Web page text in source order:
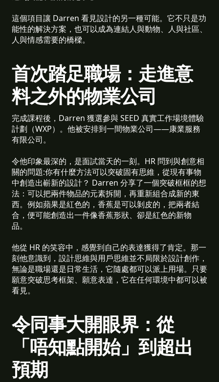
這個項目讓 Darren 看見設計的另一種可能。它不只是功
能性的解決方案，也可以成為連結人與動物、人與社區、
人與情感需要的橋樑。
首次踏足職場：走進意
料之外的物業公司
完成課程後，Darren 獲選參與 SEED 真實工作場境體驗
計劃（WXP）。他被安排到一間物業公司——康業服務
有限公司。
令他印象最深的，是面試當天的一刻。HR 問到與創意相
關的問題:你有什麼方法可以突破固有思維，從現有事物
中創造出嶄新的設計？ Darren 分享了一個突破框框的想
法：可以把兩件物品的元素拆開，再重新組合成新的東
西。例如蘋果是紅色的，香蕉是可以剝皮的，把兩者結
合，便可能創造出一件像香蕉形狀、卻是紅色的新物
品。
他從 HR 的笑容中，感覺到自己的表達獲得了肯定。那一
刻他意識到，設計思維與用戶思維並不局限於設計創作，
無論是職場還是日常生活，它隨處都可以派上用場。只要
願意突破思考框架、願意表達，它在任何環境中都可以被
看見。
令同事大開眼界：從
「唔知點開始」到超出
預期